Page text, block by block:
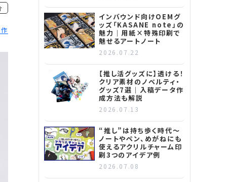
インバウンド向けOEMグ
ッズ「KASANE note」の
魅力｜用紙×特殊印刷で
魅せるアートノート
2026.07.22
【推し活グッズに】透ける！
クリア素材のノベルティ・
グッズ7選｜入稿データ作
成方法も解説
2026.07.13
“推し”は持ち歩く時代～
ノートやペン、めがねにも
使えるアクリルチャーム印
刷3つのアイデア例
2026.07.08